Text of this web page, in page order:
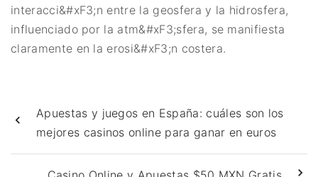
interacci&#xF3;n entre la geosfera y la hidrosfera,
influenciado por la atm&#xF3;sfera, se manifiesta
claramente en la erosi&#xF3;n costera.
Apuestas y juegos en España: cuáles son los
mejores casinos online para ganar en euros